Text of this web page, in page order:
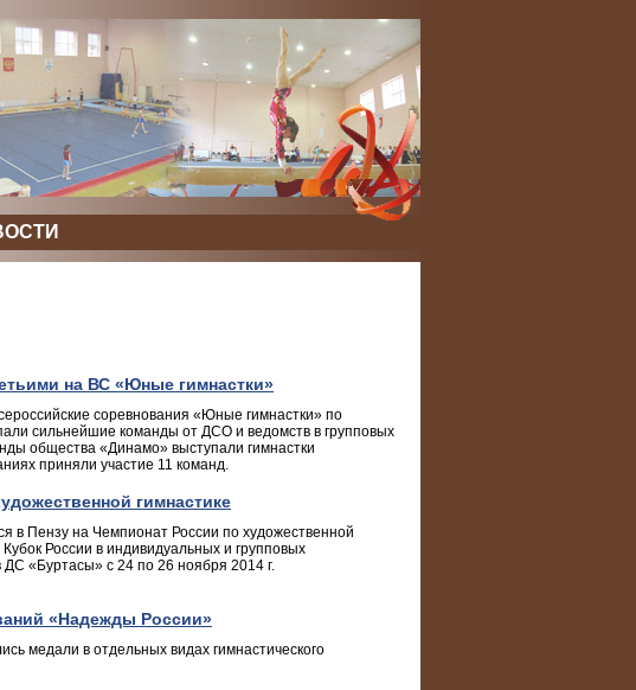
на ВС «Юные гимнастки»
соревнования «Юные гимнастки» по
сильнейшие команды от ДСО и ведомств в групповых
общества «Динамо» выступали гимнастки
приняли участие 11 команд.
гимнастике
в Пензу на Чемпионат России по художественной
России в индивидуальных и групповых
«Буртасы» с 24 по 26 ноября 2014 г.
«Надежды России»
медали в отдельных видах гимнастического